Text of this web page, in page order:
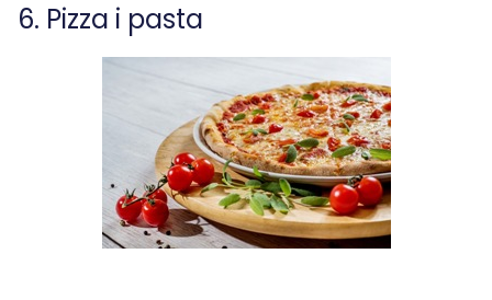
6. Pizza i pasta